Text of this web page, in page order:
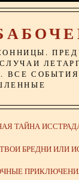
ВСЕ
ТАЙНА
БРЕДНИ ИЛИ